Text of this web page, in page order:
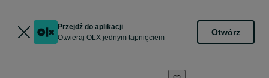
Przejdź do aplikacji
Otwieraj OLX jednym tapnięciem
Otwórz